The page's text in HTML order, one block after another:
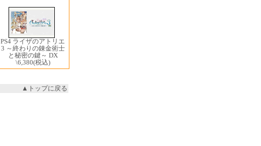
PS4 ライザのアトリエ
3 ～終わりの錬金術士
と秘密の鍵～ DX
\6,380(税込)
▲トップに戻る